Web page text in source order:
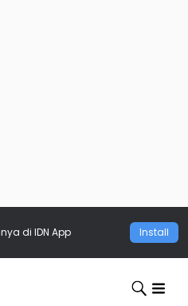
di IDN App Install